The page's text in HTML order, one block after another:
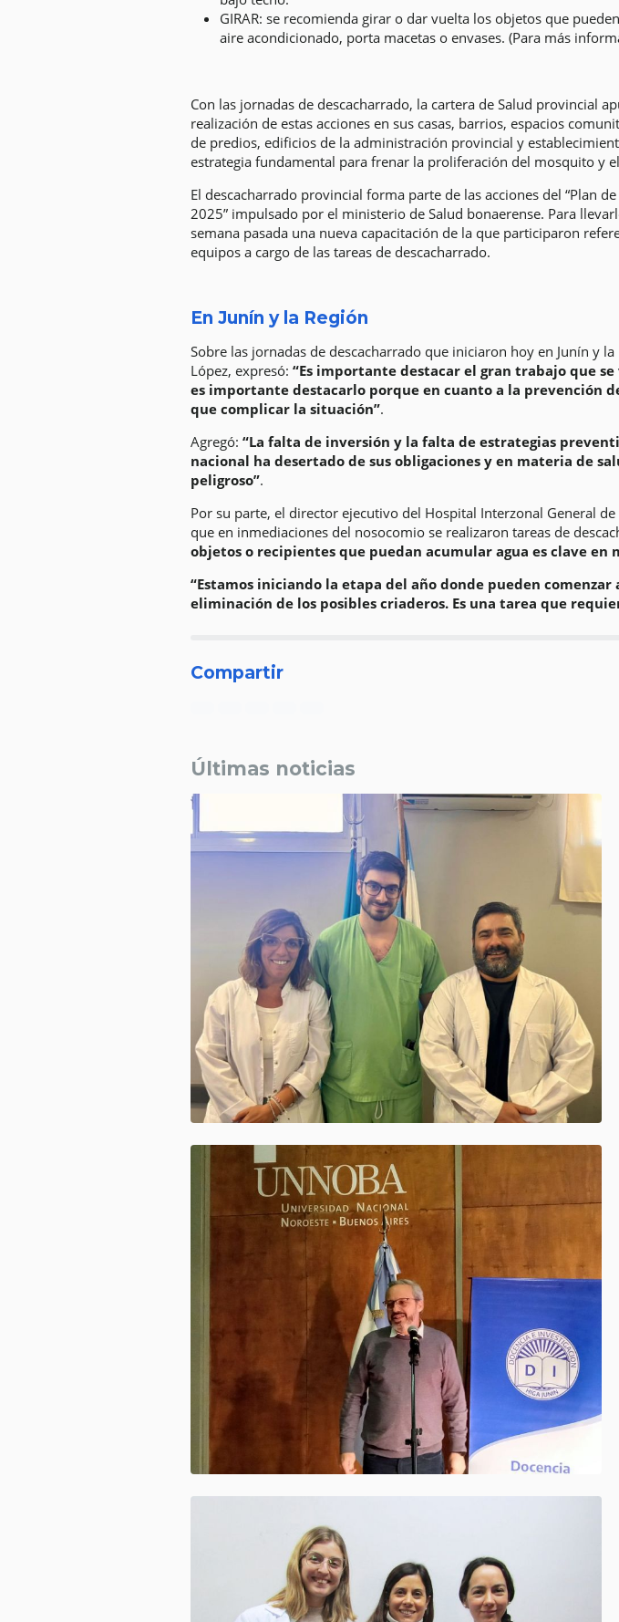
GIRAR: se recomienda girar o dar vuelta los objetos que
aire acondicionado, porta macetas o envases. (Para más
Con las jornadas de descacharrado, la cartera de Salud provincial
realización de estas acciones en sus casas, barrios, espacios
de predios, edificios de la administración provincial y
estrategia fundamental para frenar la proliferación del mosquito y
El descacharrado provincial forma parte de las acciones del “Plan
2025” impulsado por el ministerio de Salud bonaerense. Para
semana pasada una nueva capacitación de la que participaron
equipos a cargo de las tareas de descacharrado.
En Junín y la Región
Sobre las jornadas de descacharrado que iniciaron hoy en Junín y
López, expresó: “Es importante destacar el gran trabajo que
es importante destacarlo porque en cuanto a la prevención
que complicar la situación”.
Agregó: “La falta de inversión y la falta de estrategias
nacional ha desertado de sus obligaciones y en materia de
peligroso”.
Por su parte, el director ejecutivo del Hospital Interzonal General
que en inmediaciones del nosocomio se realizaron tareas de
objetos o recipientes que puedan acumular agua es clave en
“Estamos iniciando la etapa del año donde pueden
eliminación de los posibles criaderos. Es una tarea que
Compartir
Últimas noticias